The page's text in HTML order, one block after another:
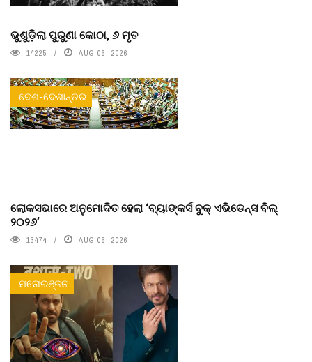
ଭୁଶୁଡ଼ିଲା ପୁରୁଣା କୋଠା, ୬ ମୃତ
14225 AUG 06, 2026
ଦେଶ-ଦେଶାନ୍ତର
ଲୋକସଭାରେ ଅନୁମୋଦିତ ହେଲା ‘ବ୍ୟାଙ୍କର୍ସ ବୁକ୍ ଏଭିଡେନ୍ସ ବିଲ୍
୨୦୨୬’
13474 AUG 06, 2026
ମନୋରଞ୍ଜନ